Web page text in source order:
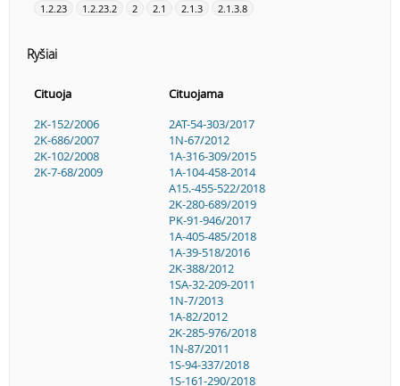
1.2.23
1.2.23.2 2 2.1 2.1.3 2.1.3.8
Ryšiai
Cituoja
Cituojama
2K-152/2006
2K-686/2007
2K-102/2008
2K-7-68/2009
2AT-54-303/2017
1N-67/2012
1A-316-309/2015
1A-104-458-2014
A15.-455-522/2018
2K-280-689/2019
PK-91-946/2017
1A-405-485/2018
1A-39-518/2016
2K-388/2012
1SA-32-209-2011
1N-7/2013
1A-82/2012
2K-285-976/2018
1N-87/2011
1S-94-337/2018
1S-161-290/2018